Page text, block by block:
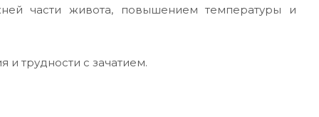
части живота, повышением температуры и
трудности с зачатием.